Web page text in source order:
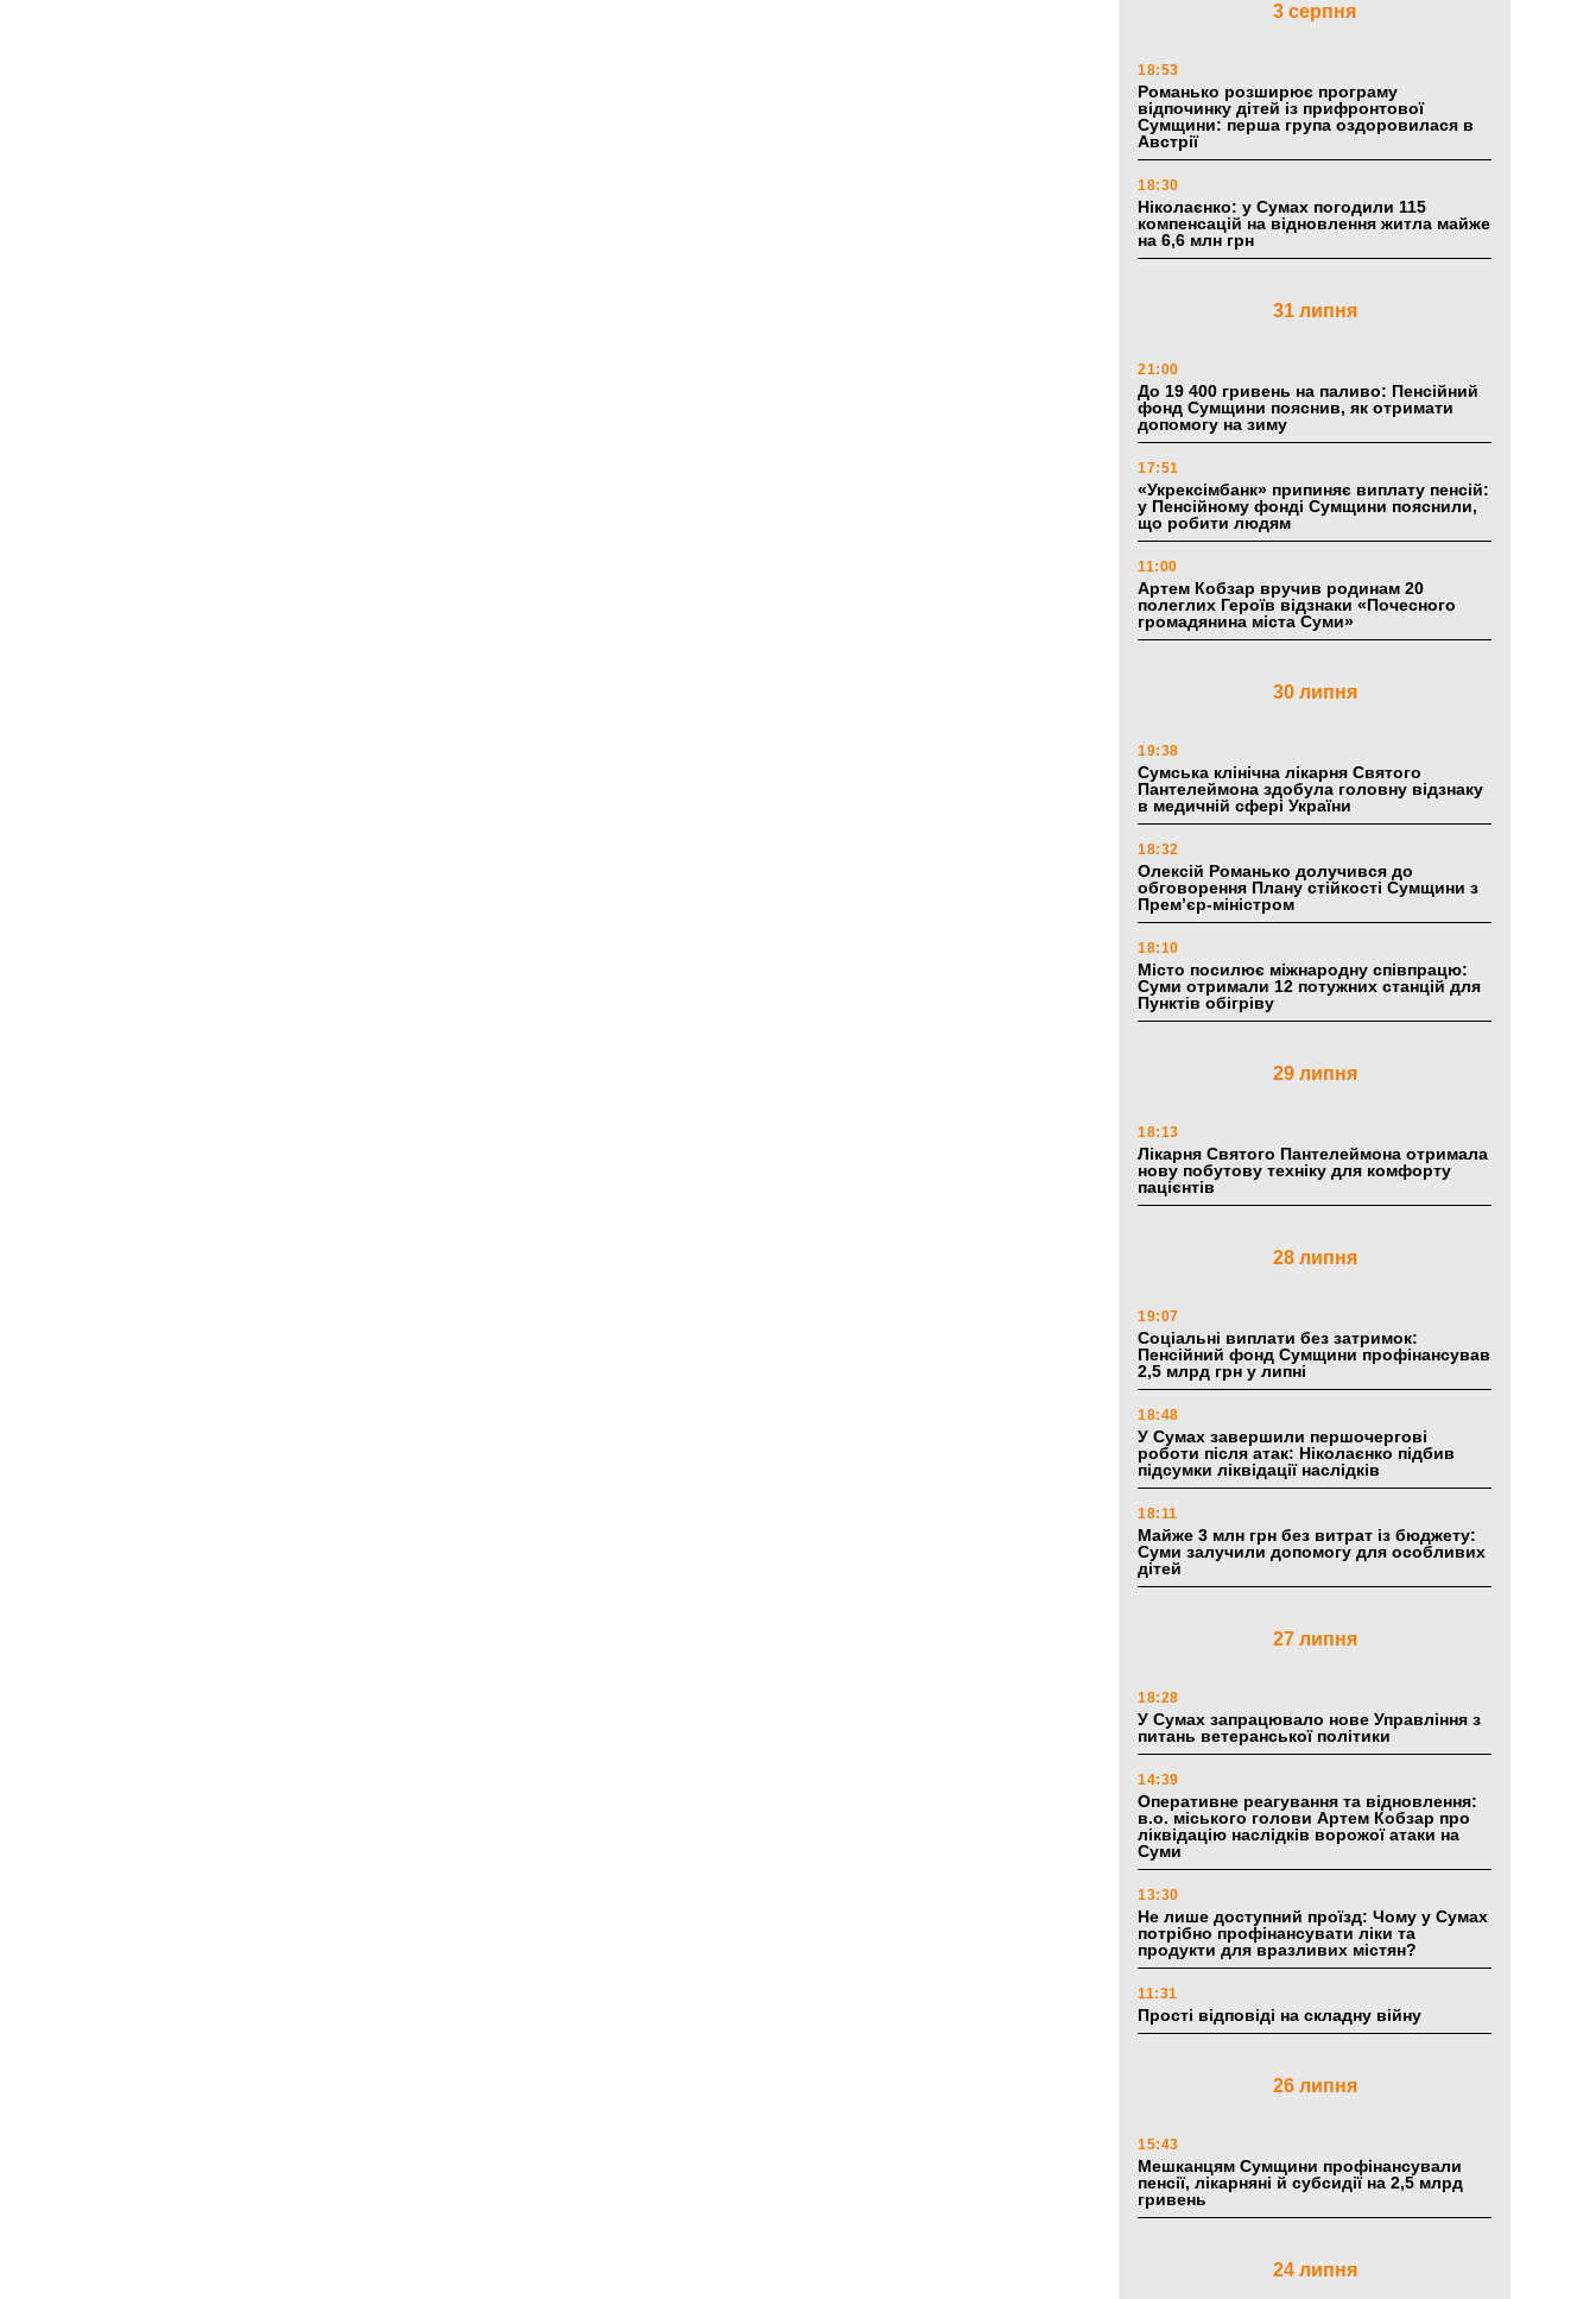
3 серпня
18:53
Романько розширює програму
відпочинку дітей із прифронтової
Сумщини: перша група оздоровилася в
Австрії
18:30
Ніколаєнко: у Сумах погодили 115
компенсацій на відновлення житла майже
на 6,6 млн грн
31 липня
21:00
До 19 400 гривень на паливо: Пенсійний
фонд Сумщини пояснив, як отримати
допомогу на зиму
17:51
«Укрексімбанк» припиняє виплату пенсій:
у Пенсійному фонді Сумщини пояснили,
що робити людям
11:00
Артем Кобзар вручив родинам 20
полеглих Героїв відзнаки «Почесного
громадянина міста Суми»
30 липня
19:38
Сумська клінічна лікарня Святого
Пантелеймона здобула головну відзнаку
в медичній сфері України
18:32
Олексій Романько долучився до
обговорення Плану стійкості Сумщини з
Прем’єр-міністром
18:10
Місто посилює міжнародну співпрацю:
Суми отримали 12 потужних станцій для
Пунктів обігріву
29 липня
18:13
Лікарня Святого Пантелеймона отримала
нову побутову техніку для комфорту
пацієнтів
28 липня
19:07
Соціальні виплати без затримок:
Пенсійний фонд Сумщини профінансував
2,5 млрд грн у липні
18:48
У Сумах завершили першочергові
роботи після атак: Ніколаєнко підбив
підсумки ліквідації наслідків
18:11
Майже 3 млн грн без витрат із бюджету:
Суми залучили допомогу для особливих
дітей
27 липня
18:28
У Сумах запрацювало нове Управління з
питань ветеранської політики
14:39
Оперативне реагування та відновлення:
в.о. міського голови Артем Кобзар про
ліквідацію наслідків ворожої атаки на
Суми
13:30
Не лише доступний проїзд: Чому у Сумах
потрібно профінансувати ліки та
продукти для вразливих містян?
11:31
Прості відповіді на складну війну
26 липня
15:43
Мешканцям Сумщини профінансували
пенсії, лікарняні й субсидії на 2,5 млрд
гривень
24 липня